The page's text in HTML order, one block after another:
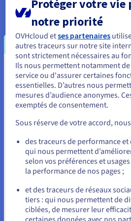
de protection renforcée et un
les hébergeurs mutualisés se
partagée.
Performances
temps de chargement
La vitesse de chargement joue un
démarquer dans les SERP et offrir
utilisateurs. Un hébergement
optimisations techniques souvent
En environnement
compression (Gzip, Brotli).
des autres sites.
En hébergement WordPress
optimisés pour WordPress
MariaDB/MySQL spécifiques,
le meilleur hébergement
WordPress hosting) grâce à un
Vous semblez être
Unis.
Pour commander, rendez-vous sur le
Allez sur le site États-Unis
us.ovhcloud.com/
Anglais
ou
Rester sur le site actuel
Protéger votre vie
notre priorité
OVHcloud etses partenaires
autres traceurs sur notre site
sont strictement nécessaires au
Ils nous permettent notamment
service ou d'assurer certaines
essentielles. D’autres nous
mesures d’audience anonymes.
exemptés de consentement.
Sous réserve de votre accord,
des traceurs de performance
qui nous permettent
selon vos préférences et
la performance de nos pages ;
et des traceurs de réseaux
tiers : qui nous permettent de
ciblées, de mesurer leur